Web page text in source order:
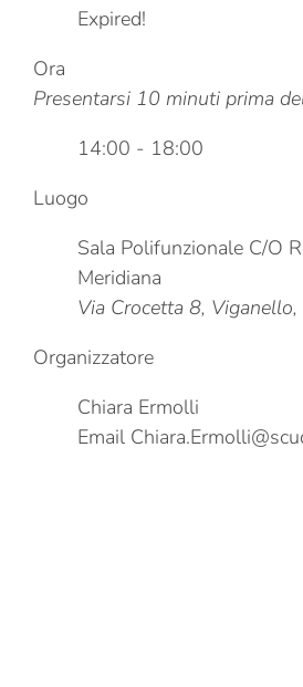
Expired!
Ora
Presentarsi 10 minuti prima
14:00 - 18:00
Luogo
Sala Polifunzionale C/O
Meridiana
Via Crocetta 8, Viganello,
Organizzatore
Chiara Ermolli
Email